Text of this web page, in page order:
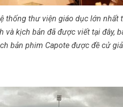
thống thư viện giáo dục lớn nhất
kịch bản đã được viết tại đây,
bản phim Capote được đề cử